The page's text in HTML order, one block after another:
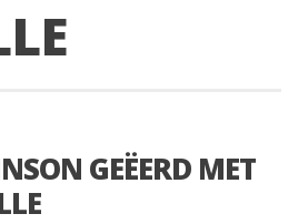
GEËERD MET